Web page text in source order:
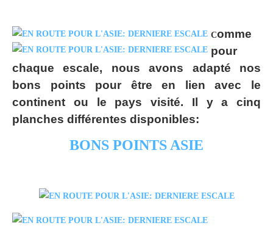
Comme
pour
chaque escale, nous avons adapté nos
bons points pour être en lien avec le
continent ou le pays visité. Il y a cinq
planches différentes disponibles:
BONS POINTS ASIE